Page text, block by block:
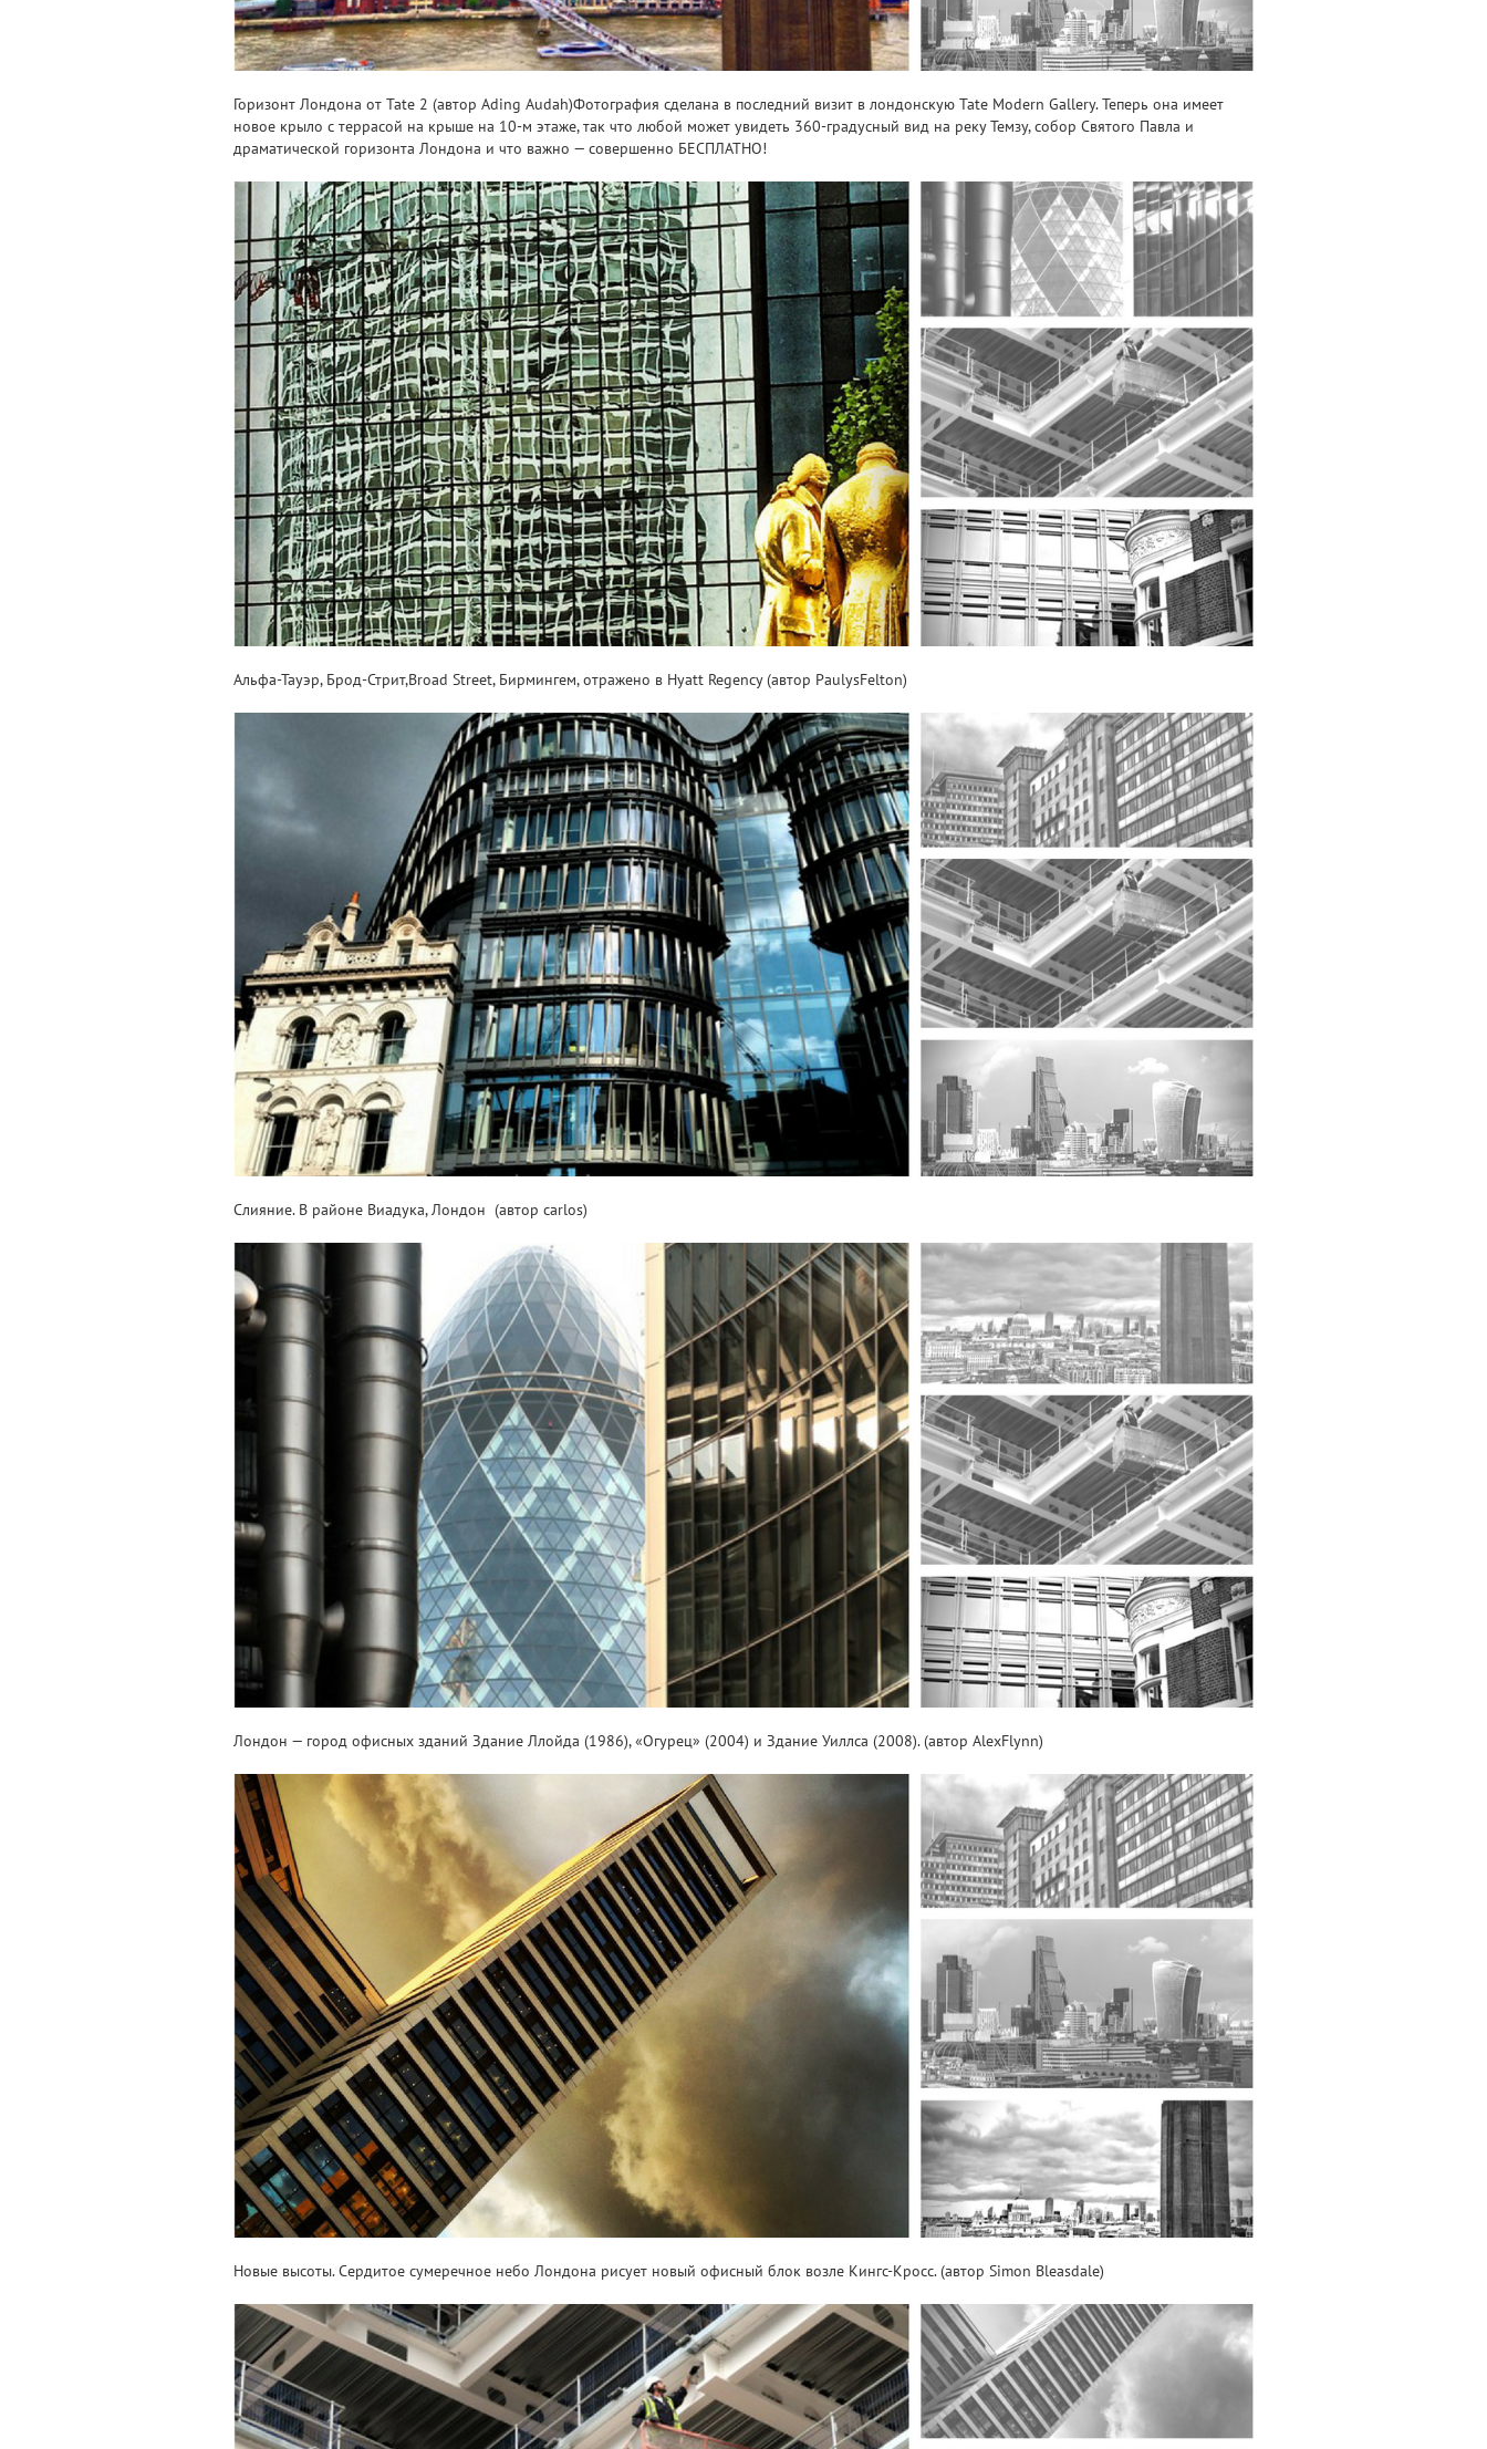
Горизонт Лондона от Tate 2 (автор Ading Audah)Фотография сделана в последний визит в лондонскую Tate Modern Gallery. Теперь она имеет
новое крыло с террасой на крыше на 10-м этаже, так что любой может увидеть 360-градусный вид на реку Темзу, собор Святого Павла и
драматической горизонта Лондона и что важно — совершенно БЕСПЛАТНО!
Альфа-Тауэр, Брод-Стрит,Broad Street, Бирмингем, отражено в Hyatt Regency (автор PaulysFelton)
Слияние. В районе Виадука, Лондон (автор carlos)
Лондон — город офисных зданий Здание Ллойда (1986), «Огурец» (2004) и Здание Уиллса (2008). (автор AlexFlynn)
Новые высоты. Сердитое сумеречное небо Лондона рисует новый офисный блок возле Кингс-Кросс. (автор Simon Bleasdale)